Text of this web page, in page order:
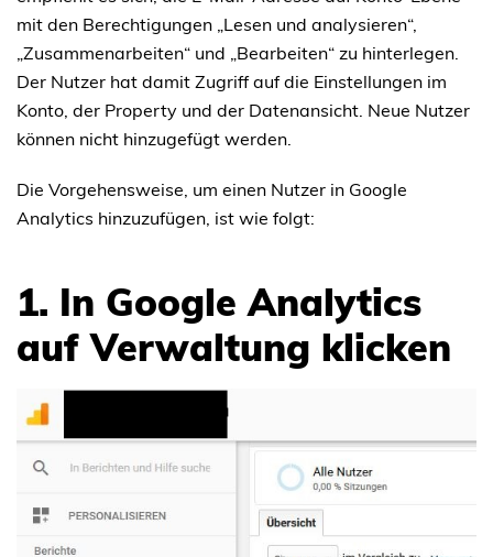
mit den Berechtigungen „Lesen und analysieren“,
„Zusammenarbeiten“ und „Bearbeiten“ zu hinterlegen.
Der Nutzer hat damit Zugriff auf die Einstellungen im
Konto, der Property und der Datenansicht. Neue Nutzer
können nicht hinzugefügt werden.
Die Vorgehensweise, um einen Nutzer in Google
Analytics hinzuzufügen, ist wie folgt:
1. In Google Analytics
auf Verwaltung klicken